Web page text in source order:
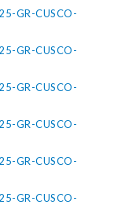
GR-CUSCO-
GR-CUSCO-
GR-CUSCO-
GR-CUSCO-
GR-CUSCO-
GR-CUSCO-